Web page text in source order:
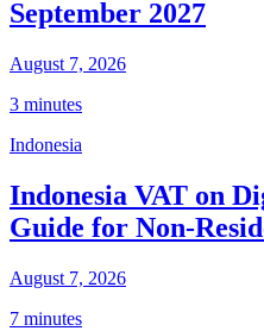
September 2027
August 7, 2026
3 minutes
Indonesia
Indonesia VAT on
Guide for Non-
August 7, 2026
7 minutes